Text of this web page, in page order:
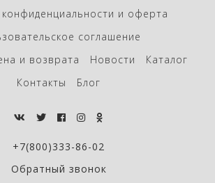
конфиденциальности и оферта
соглашение
и возврата
Новости
Каталог
Контакты
Блог
+7(800)333-86-02
Обратный звонок